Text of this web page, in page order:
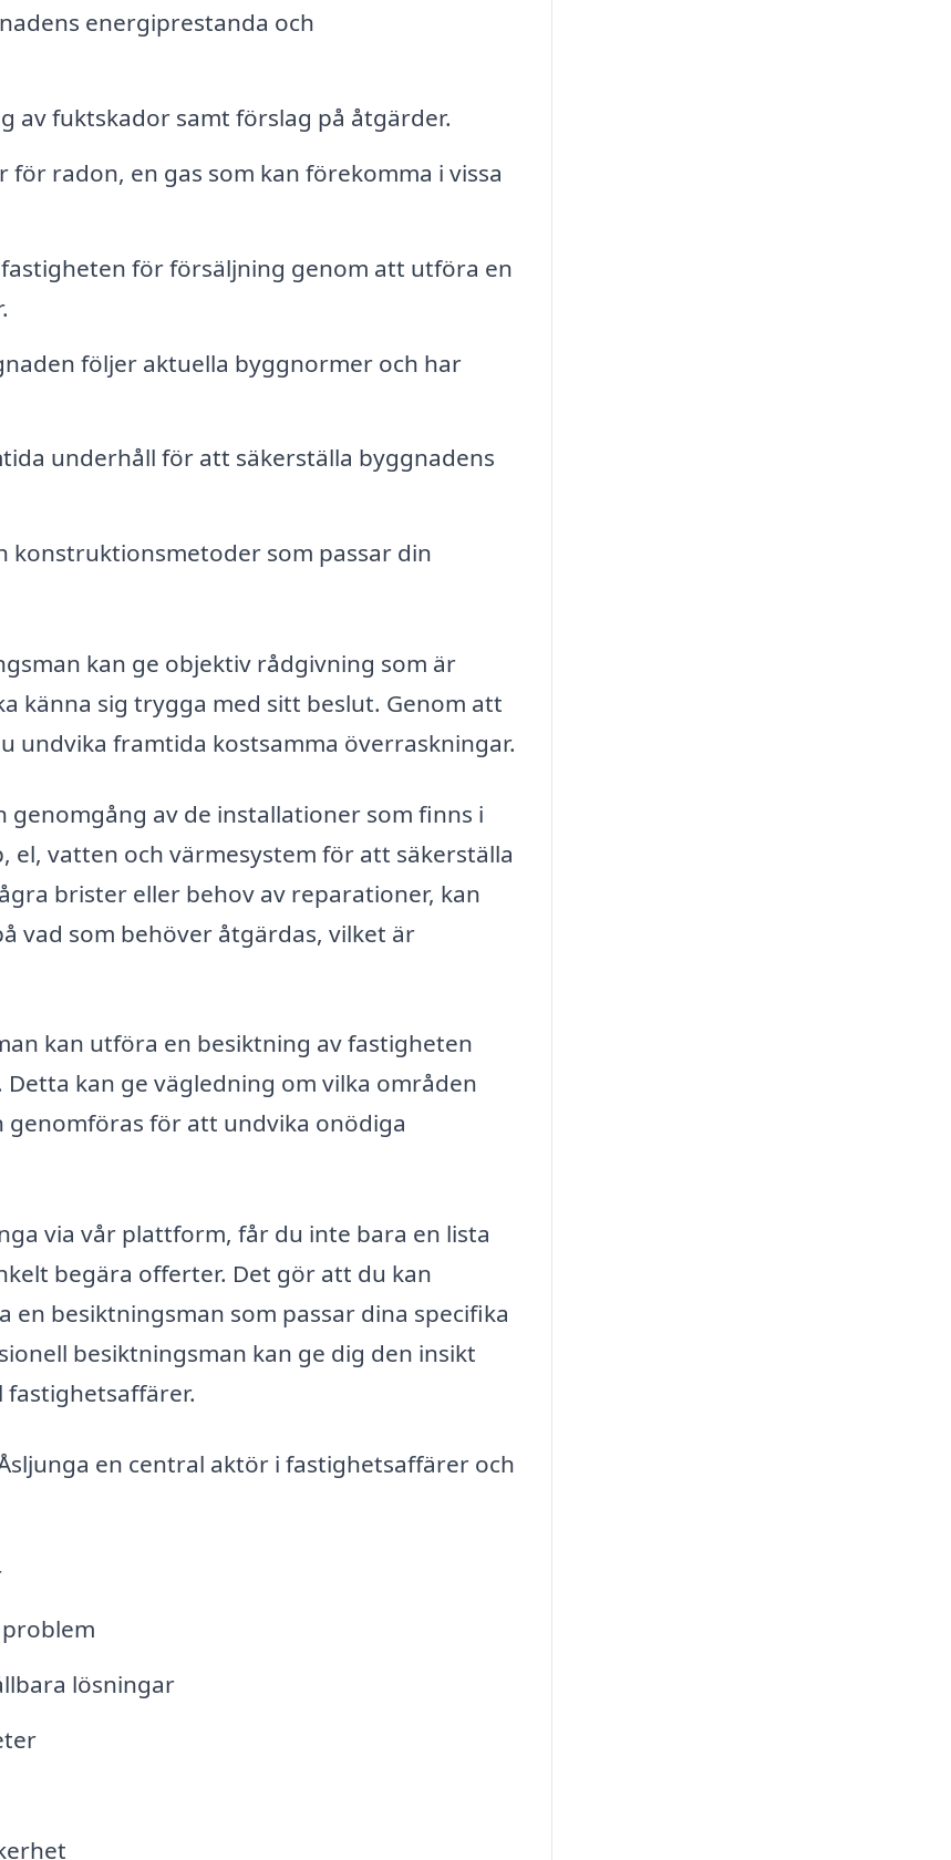
energiprestanda och
av fuktskador samt förslag på åtgärder.
radon, en gas som kan förekomma i vissa
för försäljning genom att utföra en
följer aktuella byggnormer och har
underhåll för att säkerställa byggnadens
konstruktionsmetoder som passar din
kan ge objektiv rådgivning som är
känna sig trygga med sitt beslut. Genom att
undvika framtida kostsamma överraskningar.
av de installationer som finns i
vatten och värmesystem för att säkerställa
brister eller behov av reparationer, kan
vad som behöver åtgärdas, vilket är
kan utföra en besiktning av fastigheten
kan ge vägledning om vilka områden
för att undvika onödiga
via vår plattform, får du inte bara en lista
begära offerter. Det gör att du kan
besiktningsman som passar dina specifika
besiktningsman kan ge dig den insikt
en central aktör i fastighetsaffärer och
lösningar